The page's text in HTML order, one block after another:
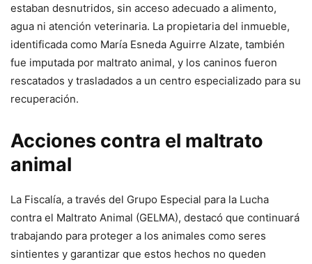
estaban desnutridos, sin acceso adecuado a alimento,
agua ni atención veterinaria. La propietaria del inmueble,
identificada como María Esneda Aguirre Alzate, también
fue imputada por maltrato animal, y los caninos fueron
rescatados y trasladados a un centro especializado para su
recuperación.
Acciones contra el maltrato
animal
La Fiscalía, a través del Grupo Especial para la Lucha
contra el Maltrato Animal (GELMA), destacó que continuará
trabajando para proteger a los animales como seres
sintientes y garantizar que estos hechos no queden